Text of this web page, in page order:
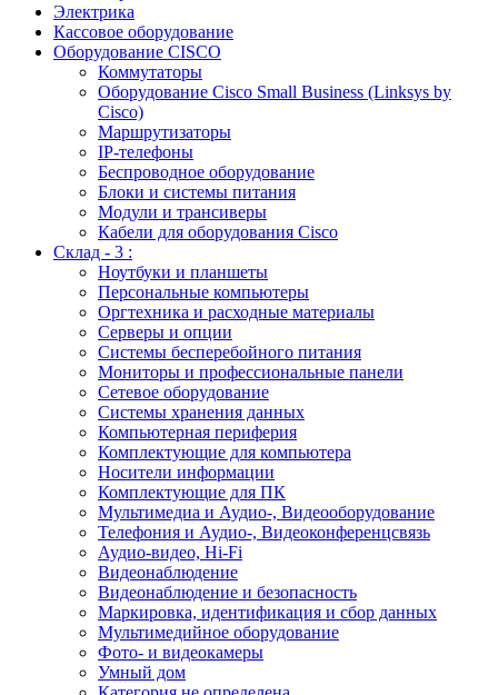
Электрика
Кассовое оборудование
Оборудование CISCO
Коммутаторы
Оборудование Cisco Small Business (Linksys by
Cisco)
Маршрутизаторы
IP-телефоны
Беспроводное оборудование
Блоки и системы питания
Модули и трансиверы
Кабели для оборудования Cisco
Склад - 3 :
Ноутбуки и планшеты
Персональные компьютеры
Оргтехника и расходные материалы
Серверы и опции
Системы бесперебойного питания
Мониторы и профессиональные панели
Сетевое оборудование
Системы хранения данных
Компьютерная периферия
Комплектующие для компьютера
Носители информации
Комплектующие для ПК
Мультимедиа и Аудио-, Видеооборудование
Телефония и Аудио-, Видеоконференцсвязь
Аудио-видео, Hi-Fi
Видеонаблюдение
Видеонаблюдение и безопасность
Маркировка, идентификация и сбор данных
Мультимедийное оборудование
Фото- и видеокамеры
Умный дом